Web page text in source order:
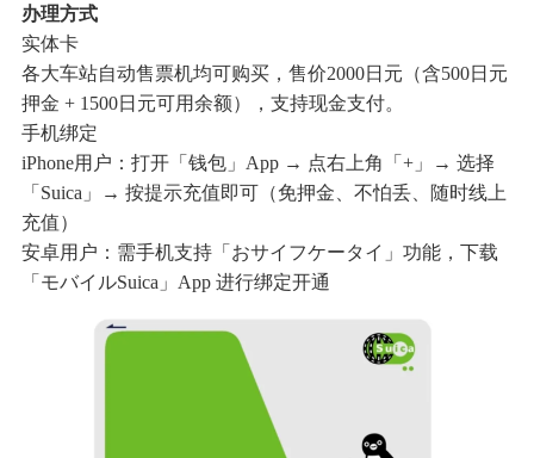
办理方式
实体卡
各大车站自动售票机均可购买，售价2000日元（含500日元
押金 + 1500日元可用余额），支持现金支付。
手机绑定
iPhone用户：打开「钱包」App → 点右上角「+」→ 选择
「Suica」→ 按提示充值即可（免押金、不怕丢、随时线上
充值）
安卓用户：需手机支持「おサイフケータイ」功能，下载
「モバイルSuica」App 进行绑定开通